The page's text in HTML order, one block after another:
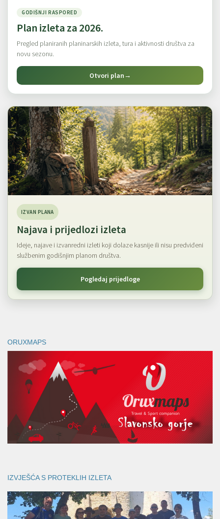
GODIŠNJI RASPORED
Plan izleta za 2026.
Pregled planiranih planinarskih izleta, tura i aktivnosti društva za
novu sezonu.
Otvori plan→
IZVAN PLANA
Najava i prijedlozi izleta
Ideje, najave i izvanredni izleti koji dolaze kasnije ili nisu predviđeni
službenim godišnjim planom društva.
Pogledaj prijedloge
ORUXMAPS
IZVJEŠĆA S PROTEKLIH IZLETA